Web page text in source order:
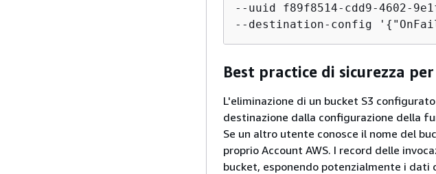
--uuid f89f8514-cdd9-4602-
--destination-config ' {
Best practice di sicurezza
L'eliminazione di un bucket S3
destinazione dalla configurazione della
Se un altro utente conosce il nome del
proprio Account AWS. I record delle
bucket, esponendo potenzialmente i dati